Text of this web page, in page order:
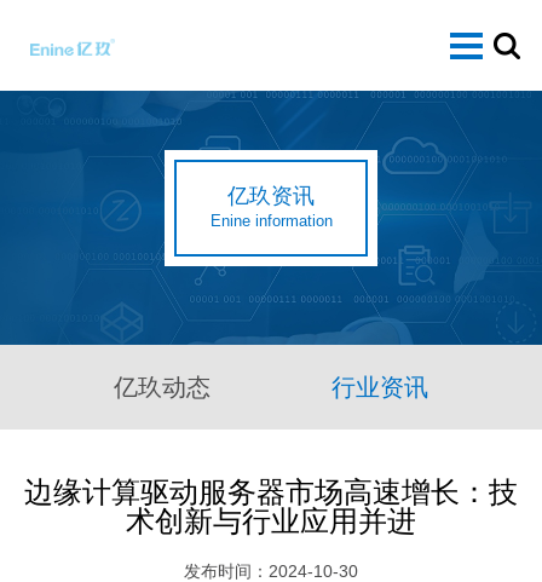
亿玖资讯
Enine information
亿玖动态 行业资讯
边缘计算驱动服务器市场高速增长：技
术创新与行业应用并进
发布时间：2024-10-30